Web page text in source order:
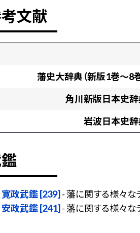
文献
藩史大辞典（新版1巻〜8巻
角川新版日本史辞
岩波日本史辞
寛政武鑑 [239]- 藩に関する様々な
安政武鑑 [241]- 藩に関する様々な